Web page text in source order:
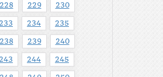
228 229 230
233 234 235
238 239 240
243 244 245